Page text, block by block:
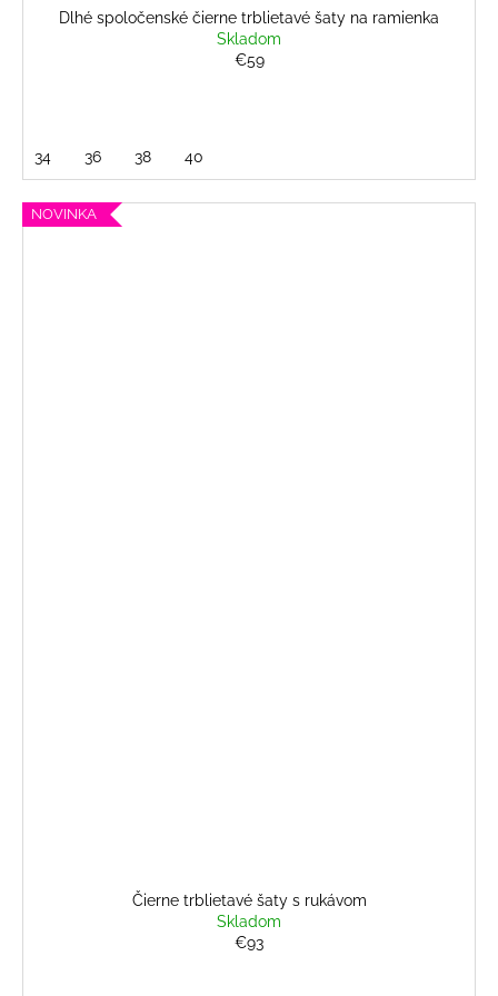
Dlhé spoločenské čierne trblietavé šaty na ramienka
Skladom
€59
34 36 38 40
NOVINKA
Čierne trblietavé šaty s rukávom
Skladom
€93